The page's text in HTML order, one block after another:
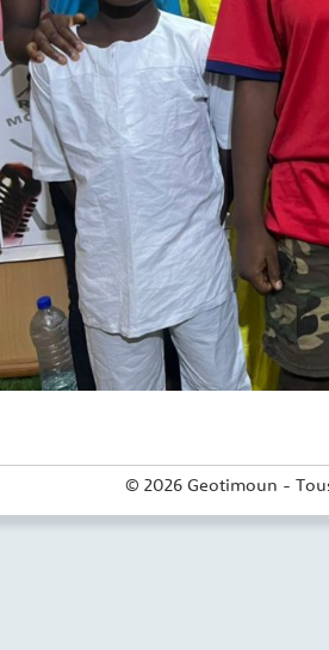
© 2026 Geotimoun -